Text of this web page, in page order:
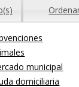
municipal
domiciliaria